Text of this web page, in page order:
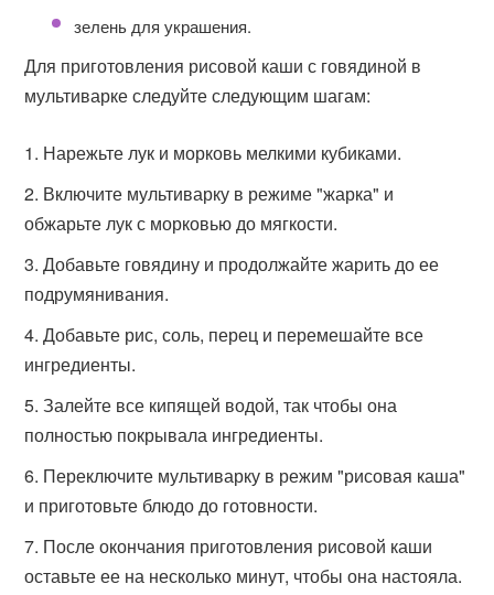
зелень для украшения.
Для приготовления рисовой каши с говядиной в
мультиварке следуйте следующим шагам:
Нарежьте лук и морковь мелкими кубиками.
Включите мультиварку в режиме "жарка" и
обжарьте лук с морковью до мягкости.
Добавьте говядину и продолжайте жарить до ее
подрумянивания.
Добавьте рис, соль, перец и перемешайте все
ингредиенты.
Залейте все кипящей водой, так чтобы она
полностью покрывала ингредиенты.
Переключите мультиварку в режим "рисовая каша"
и приготовьте блюдо до готовности.
После окончания приготовления рисовой каши
оставьте ее на несколько минут, чтобы она настояла.